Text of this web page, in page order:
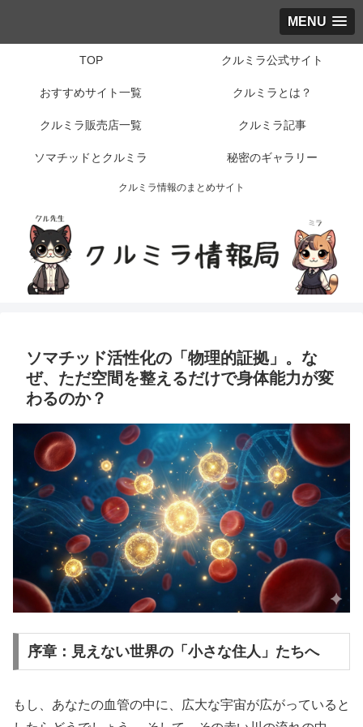
MENU
クルミラ情報のまとめサイト
TOP クルミラ公式サイト
おすすめサイト一覧 クルミラとは？
クルミラ販売店一覧 クルミラ記事
ソマチッドとクルミラ 秘密のギャラリー
ソマチッド活性化の「物理的証拠」。な
ぜ、ただ空間を整えるだけで身体能力が変
わるのか？
序章：見えない世界の「小さな住人」たちへ
もし、あなたの血管の中に、広大な宇宙が広がっていると